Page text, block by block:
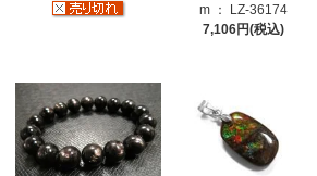
m ： LZ-36174
7,106円(税込)